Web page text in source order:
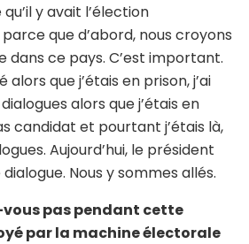
y avait l’élection
que d’abord, nous croyons
dans ce pays. C’est important.
alors que j’étais en prison, j’ai
alors que j’étais en
candidat et pourtant j’étais là,
Aujourd’hui, le président
Nous y sommes allés.
pas pendant cette
par la machine électorale